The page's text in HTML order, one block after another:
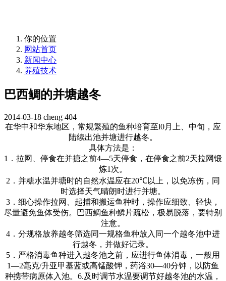
你的位置
网站首页
新闻中心
养殖技术
巴西鲷的并塘越冬
2014-03-18 cheng 404
在华中和华东地区，常规繁殖的鱼种培育至l0月上、中旬，应
陆续出池并塘进行越冬。
具体方法是：
1 ．拉网、停食在并搪之前4―5天停食，在停食之前2天拉网锻
炼1 次。
2 ．并糖水温并塘时的自然水温应在20℃以上，以免冻伤，同
时选择天气晴朗时进行并塘。
3 ．细心操作拉网、起捕和搬运鱼种时，操作应细致、轻快，
尽量避免鱼体受伤。巴西鲷鱼种鳞片疏松，极易脱落，要特别
注意。
4 ．分规格放养越冬筛选同一规格鱼种放入同一个越冬池中进
行越冬，并做好记录。
5 ．严格消毒鱼种进入越冬池之前，应进行鱼体消毒，一般用
1―2毫克/升亚甲基蓝或高锰酸钾，药浴30―40分钟，以防鱼
种携带病原体入池。 6.及时调节水温要调节好越冬池的水温，